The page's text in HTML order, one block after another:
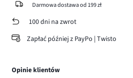
Darmowa dostawa od 199 zł
100 dni na zwrot
Zapłać później z PayPo | Twisto
Opinie klientów